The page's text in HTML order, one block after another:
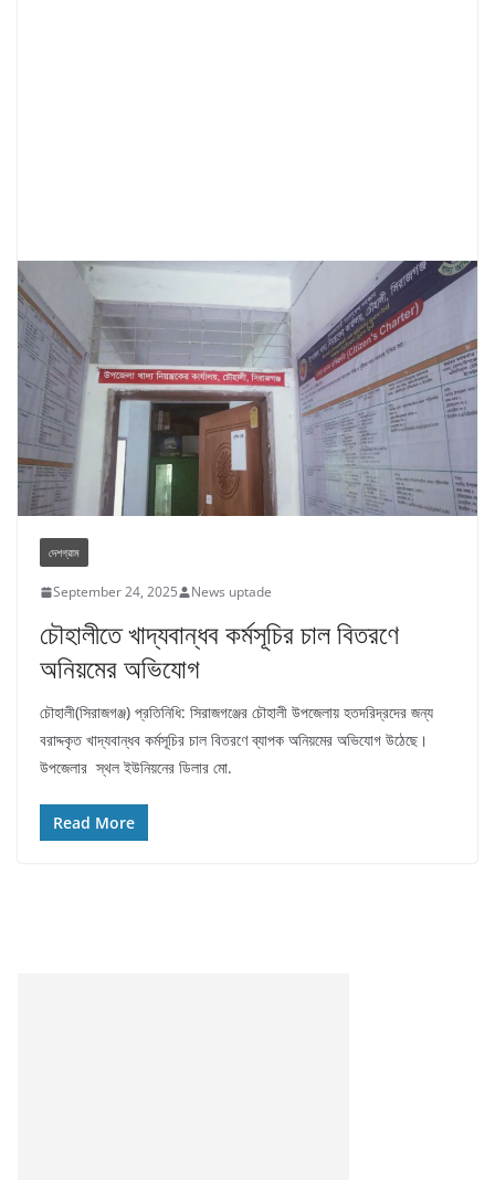
দেশগ্রাম
September 24, 2025 News uptade
চৌহালীতে খাদ্যবান্ধব কর্মসূচির চাল বিতরণে
অনিয়মের অভিযোগ
চৌহালী(সিরাজগঞ্জ) প্রতিনিধি: সিরাজগঞ্জের চৌহালী উপজেলায় হতদরিদ্রদের জন্য
বরাদ্দকৃত খাদ্যবান্ধব কর্মসূচির চাল বিতরণে ব্যাপক অনিয়মের অভিযোগ উঠেছে।
উপজেলার স্থল ইউনিয়নের ডিলার মো.
Read More